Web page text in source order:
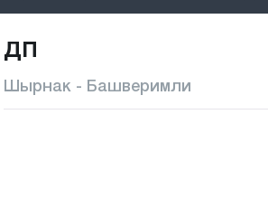
ДП
Шырнак - Башверимли